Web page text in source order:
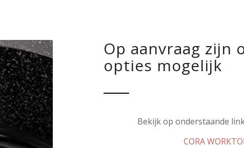
Op aanvraag zijn
opties mogelijk
Bekijk op onderstaande
CORA